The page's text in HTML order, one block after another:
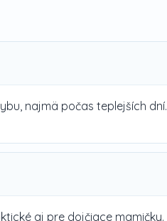
najmä počas teplejších dní.
aj pre dojčiace mamičky.